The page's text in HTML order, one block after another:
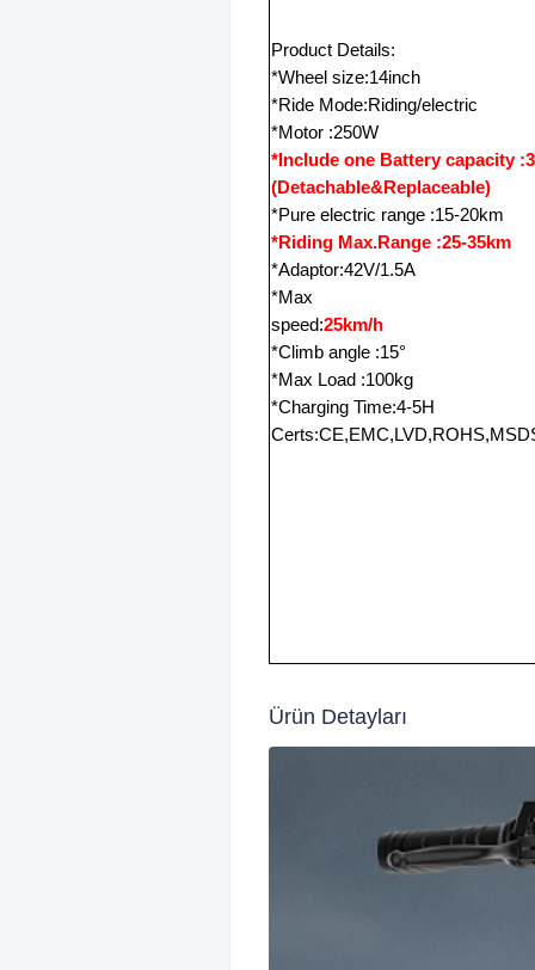
Product Details:
*Wheel size:14inch
*Ride Mode:Riding/electric
*Motor :250W
*Include one Battery capacity
(Detachable&Replaceable)
*Pure electric range :15-20km
*Riding Max.Range :25-35km
*Adaptor:42V/1.5A
*Max
speed:25km/h
*Climb angle :15°
*Max Load :100kg
*Charging Time:4-5H
Ürün Detayları